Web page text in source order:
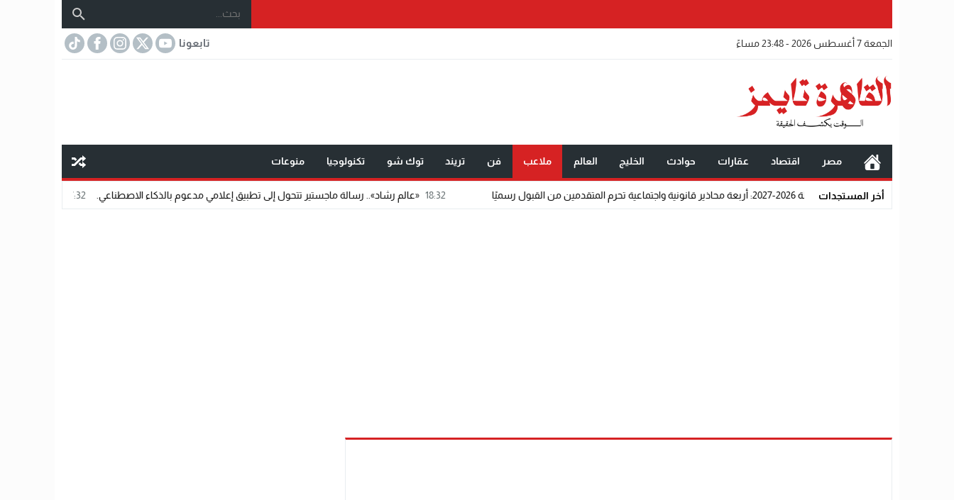
الجمعة 7 أغسطس 2026 - 23:48 مساءً تابعونا
مصر اقتصاد عقارات حوادث الخليج العالم ملاعب فن تريند توك شو تكنولوجيا منوعات
أخر المستجدات 18:32 «عالم رشاد».. رسالة ماجستير تتحول إلى تطبيق إعلامي مدعوم بالذكاء الاصطناعي. 07:32 مختار عتمان.. «صديق أربعة محاذير قانونية واجتماعية تحرم المتقدمين من القبول رسميًا